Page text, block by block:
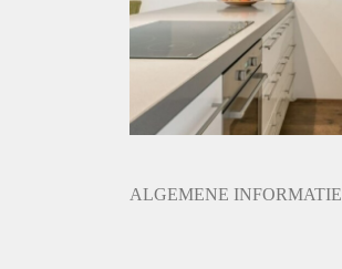
ALGEMENE INFORMATIE